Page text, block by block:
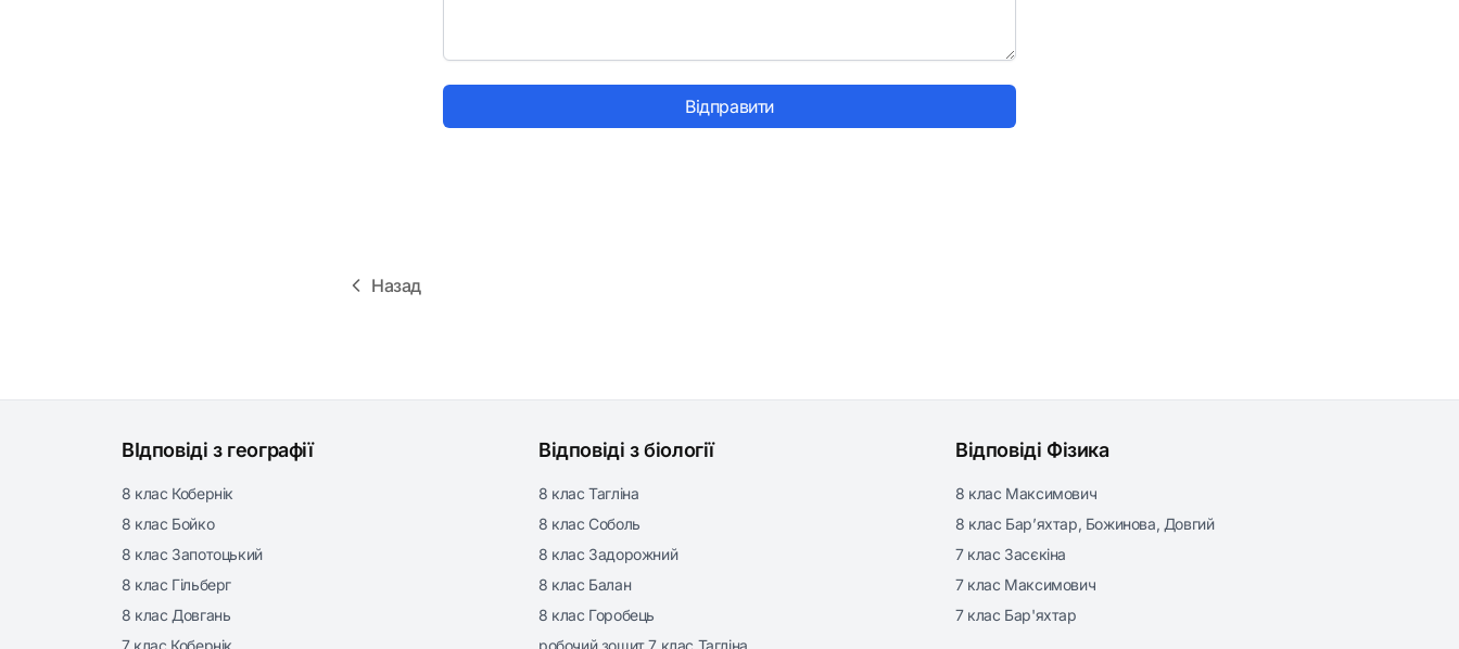
Відправити
Назад
ВІдповіді з географії
8 клас Кобернік
8 клас Бойко
8 клас Запотоцький
8 клас Гільберг
8 клас Довгань
7 клас Кобернік
Відповіді з біології
8 клас Тагліна
8 клас Соболь
8 клас Задорожний
8 клас Балан
8 клас Горобець
робочий зошит 7 клас Тагліна
Відповіді Фізика
8 клас Максимович
8 клас Бар’яхтар, Божинова, Довгий
7 клас Засєкіна
7 клас Максимович
7 клас Бар'яхтар